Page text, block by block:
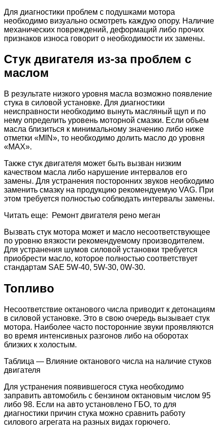
Для диагностики проблем с подушками мотора
необходимо визуально осмотреть каждую опору. Наличие
механических повреждений, деформаций либо прочих
признаков износа говорит о необходимости их замены.
Стук двигателя из-за проблем с
маслом
В результате низкого уровня масла возможно появление
стука в силовой установке. Для диагностики
неисправности необходимо вынуть масляный щуп и по
нему определить уровень моторной смазки. Если объем
масла близиться к минимальному значению либо ниже
отметки «MIN», то необходимо долить масло до уровня
«MAX».
Также стук двигателя может быть вызван низким
качеством масла либо нарушение интервалов его
замены. Для устранения посторонних звуков необходимо
заменить смазку на продукцию рекомендуемую VAG. При
этом требуется полностью соблюдать интервалы замены.
Читать еще: Ремонт двигателя рено меган
Вызвать стук мотора может и масло несоответствующее
по уровню вязкости рекомендуемому производителем.
Для устранения шумов силовой установки требуется
приобрести масло, которое полностью соответствует
стандартам SAE 5W-40, 5W-30, 0W-30.
Топливо
Несоответствие октанового числа приводит к детонациям
в силовой установке. Это в свою очередь вызывает стук
мотора. Наиболее часто посторонние звуки проявляются
во время интенсивных разгонов либо на оборотах
близких к холостым.
Таблица — Влияние октанового числа на наличие стуков
двигателя
Для устранения появившегося стука необходимо
заправить автомобиль с бензином октановым числом 95
либо 98. Если на авто установлено ГБО, то для
диагностики причин стука можно сравнить работу
силового агрегата на разных видах горючего.